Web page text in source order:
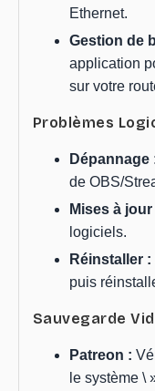
Ethernet.
Gestion de
application
sur votre
Problèmes
Dépannage
de OBS/
Mises à jour
logiciels.
Réinstaller :
puis
Sauvegarde
Patreon :
le système \